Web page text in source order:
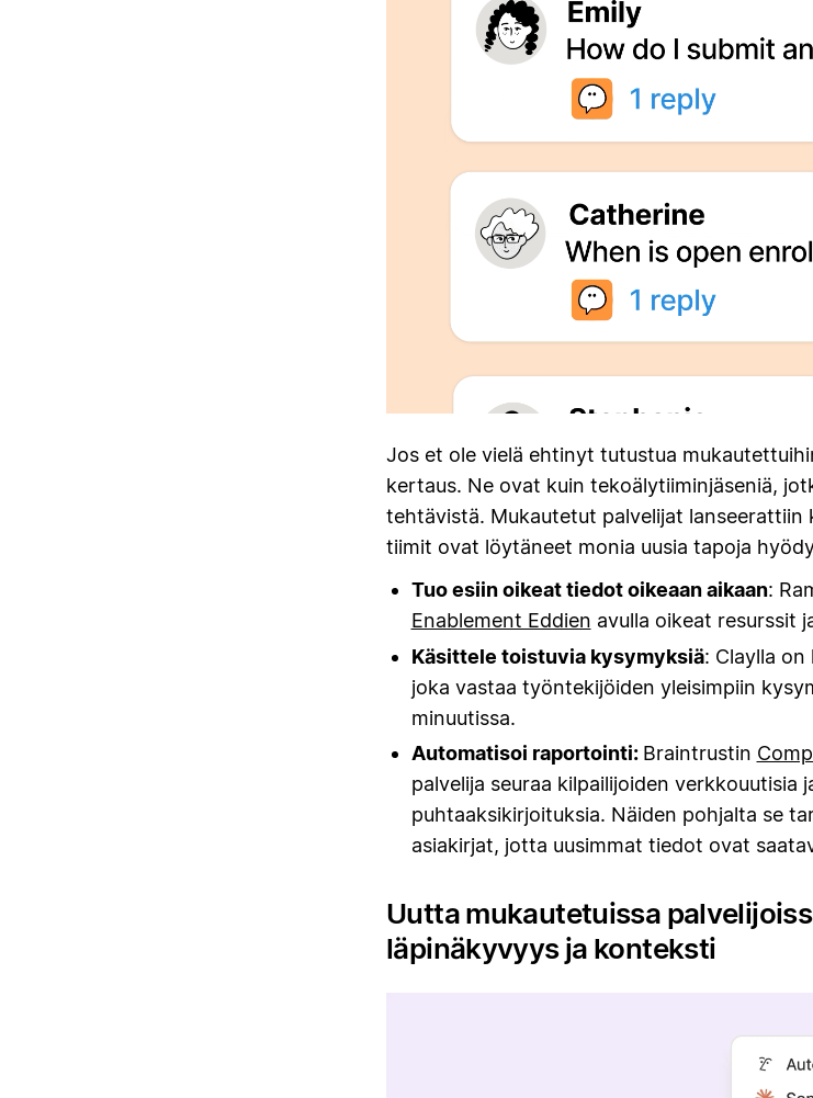
Jos et ole vielä ehtinyt tutustua
kertaus. Ne ovat kuin tekoälytiiminjäseniä,
tehtävistä. Mukautetut palvelijat lanseerattiin
tiimit ovat löytäneet monia uusia tapoja
Tuo esiin oikeat tiedot oikeaan aikaan:
Enablement Eddien avulla oikeat resurssit
Käsittele toistuvia kysymyksiä: Claylla on
joka vastaa työntekijöiden yleisimpiin
minuutissa.
Automatisoi raportointi: Braintrustin
palvelija seuraa kilpailijoiden verkkouutisia
puhtaaksikirjoituksia. Näiden pohjalta se
asiakirjat, jotta uusimmat tiedot ovat
Uutta mukautetuissa
läpinäkyvyys ja konteksti